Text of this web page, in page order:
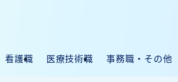
看護職 医療技術職 事務職・その他